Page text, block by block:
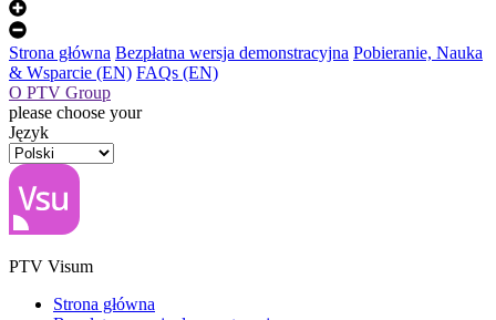
Strona główna Bezpłatna wersja demonstracyjna Pobieranie, Nauka
& Wsparcie (EN) FAQs (EN)
O PTV Group
please choose your
Język
PTV Visum
Strona główna